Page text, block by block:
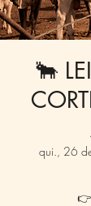
🐂
qui., 26
👉